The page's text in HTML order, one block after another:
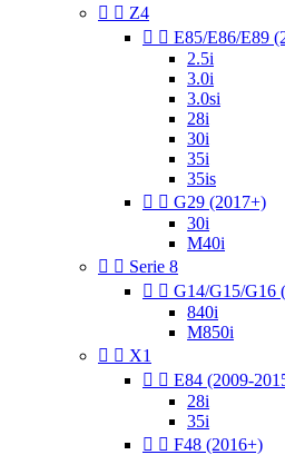
  Z4
  E85/E86/E89
2.5i
3.0i
3.0si
28i
30i
35i
35is
  G29 (2017+)
30i
M40i
  Serie 8
  G14/G15/G16
840i
M850i
  X1
  E84 (2009-
28i
35i
  F48 (2016+)